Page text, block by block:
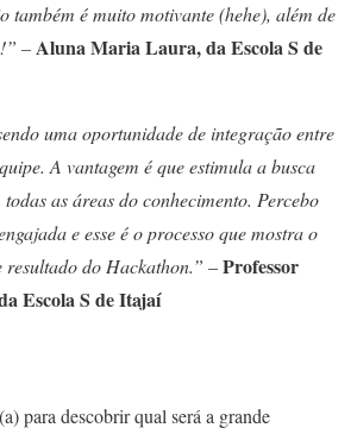
também é muito motivante (hehe), além de
–Aluna Maria Laura, da Escola S de
uma oportunidade de integração entre
A vantagem é que estimula a busca
as áreas do conhecimento. Percebo
e esse é o processo que mostra o
do Hackathon.” –Professor
Escola S de Itajaí
para descobrir qual será a grande